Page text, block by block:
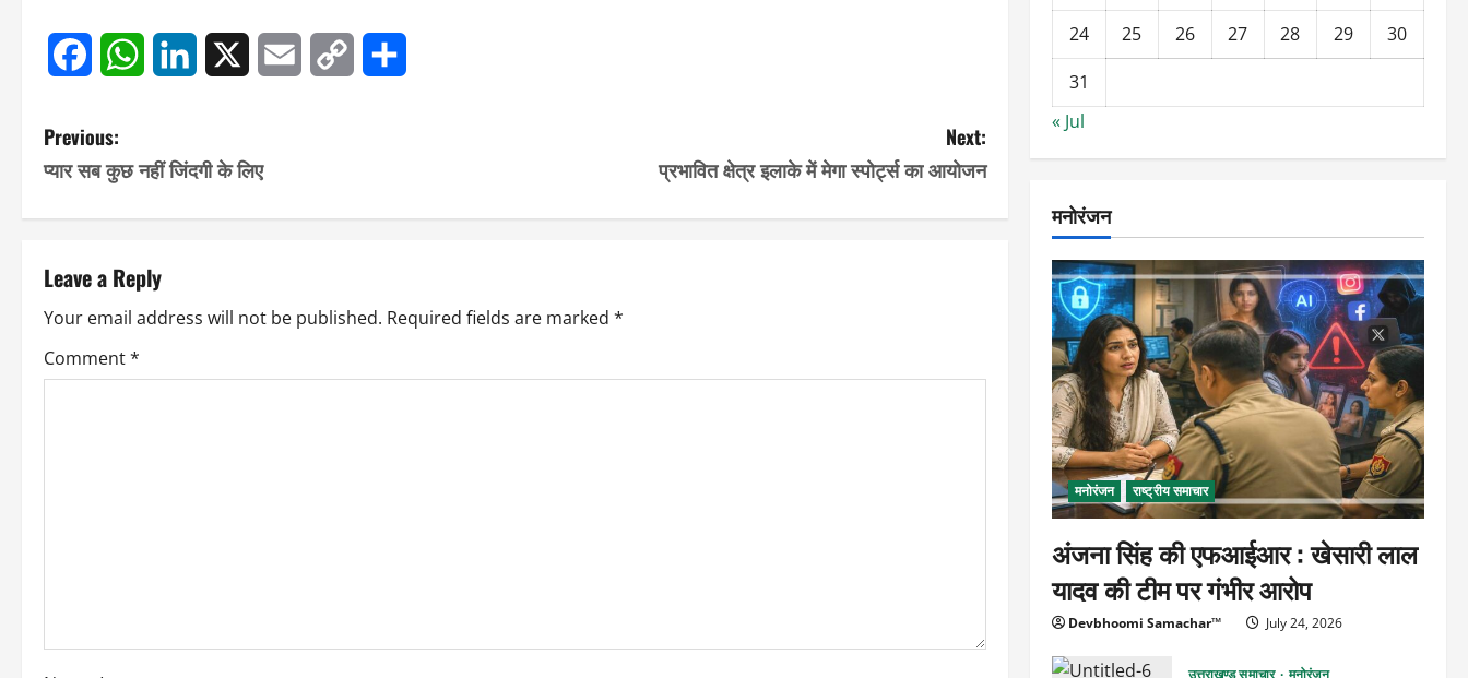
FacebookWhatsAppLinkedIn Email
Copy
P
o
s
t
n
a
i
Previous:
प्यार सब कुछ नहीं जिंदगी के लिए
Next:
प्रभावित क्षेत्र इलाके में मेगा स्पोर्ट्स का आयोजन
Leave a Reply
Your email address will not be published. Required fields are marked *
Comment*
24
25 26 27 28 29
30
31
« Jul
मनोरंजन
मनोरंजन राष्ट्रीय समाचार
अंजना सिंह की एफआईआर : खेसारी लाल
यादव की टीम पर गंभीर आरोप
Devbhoomi Samachar™ July 24, 2026
उत्तराखण्ड समाचार मनोरंजन